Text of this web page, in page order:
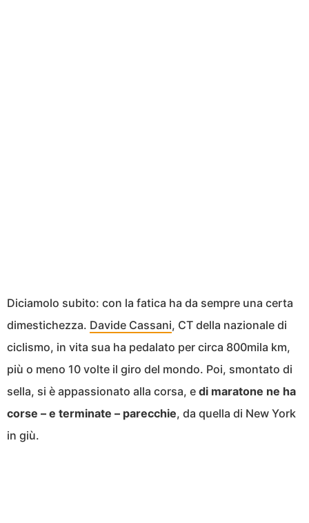
Diciamolo subito: con la fatica ha da sempre una certa
dimestichezza. Davide Cassani, CT della nazionale di
ciclismo, in vita sua ha pedalato per circa 800mila km,
più o meno 10 volte il giro del mondo. Poi, smontato di
sella, si è appassionato alla corsa, e di maratone ne ha
corse – e terminate – parecchie, da quella di New York
in giù.